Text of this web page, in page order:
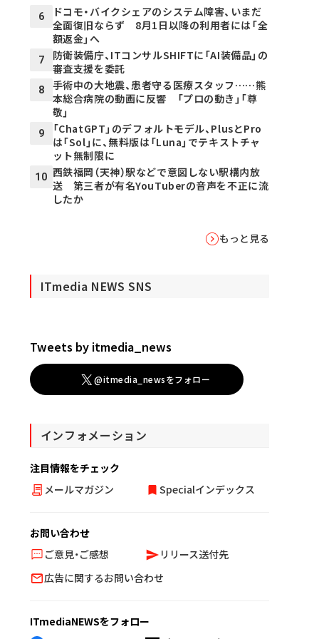
6
ドコモ・バイクシェアのシステム障害、いまだ
全面復旧ならず 8月1日以降の利用者には「全
額返金」へ
7
防衛装備庁、ITコンサルSHIFTに「AI装備品」の
審査支援を委託
8
手術中の大地震、患者守る医療スタッフ……熊
本総合病院の動画に反響 「プロの動き」「尊
敬」
9
「ChatGPT」のデフォルトモデル、PlusとPro
は「Sol」に、無料版は「Luna」でテキストチャ
ット無制限に
10 西鉄福岡（天神）駅などで意図しない駅構内放
送 第三者が有名YouTuberの音声を不正に流
したか
もっと見る
ITmedia NEWS SNS
Tweets by itmedia_news
@itmedia_newsをフォロー
インフォメーション
注目情報をチェック
メールマガジン
Specialインデックス
お問い合わせ
ご意見・ご感想
リリース送付先
広告に関するお問い合わせ
ITmediaNEWSをフォロー